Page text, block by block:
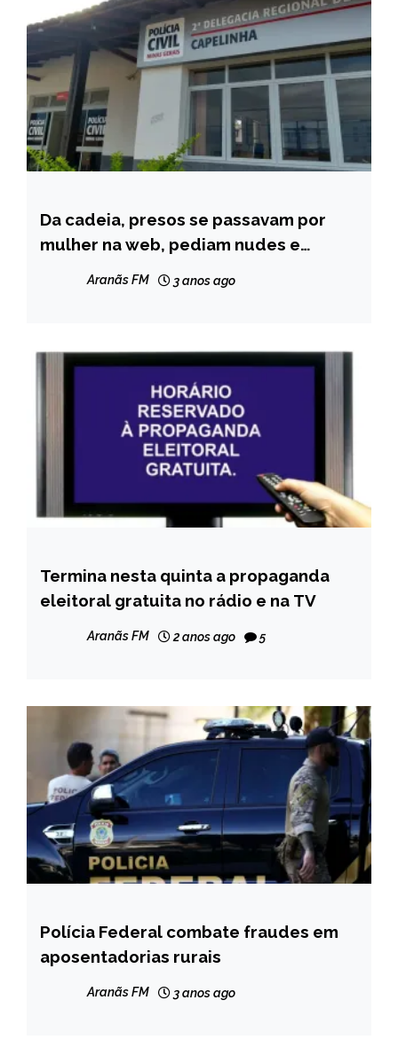
CAPELINHA
NOTÍCIAS
Da cadeia, presos se passavam por
mulher na web, pediam nudes e
Aranãs FM 3 anos ago
BRASIL
NOTÍCIAS
Termina nesta quinta a propaganda
eleitoral gratuita no rádio e na TV
Aranãs FM 2 anos ago 5
BRASIL
NOTÍCIAS
Polícia Federal combate fraudes em
aposentadorias rurais
Aranãs FM 3 anos ago